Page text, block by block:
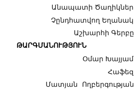
Անապատի Ծաղիկներ
Չընդհատվող Եղանակ
Աշխարհի Գերբը
ԹԱՐԳՄԱՆՈՒԹՅՈՒՆ
Օմար Խայյամ
Հաֆեզ
Մատյան Ողբերգության